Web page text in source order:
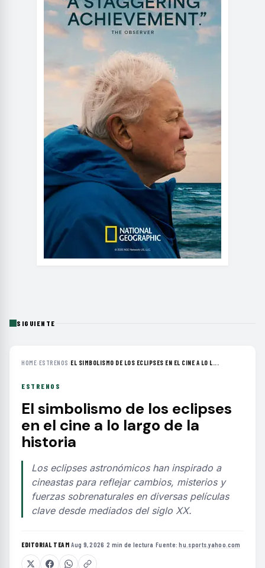
SIGUIENTE
HOME›ESTRENOS ›EL SIMBOLISMO DE LOS ECLIPSES EN EL CINE A LO L...
ESTRENOS
El simbolismo de los eclipses
en el cine a lo largo de la
historia
Los eclipses astronómicos han inspirado a
cineastas para reflejar cambios, misterios y
fuerzas sobrenaturales en diversas películas
clave desde mediados del siglo XX.
EDITORIAL TEAM·Aug 9, 2026 ·2 min de lectura ·Fuente:hu.sports.yahoo.com